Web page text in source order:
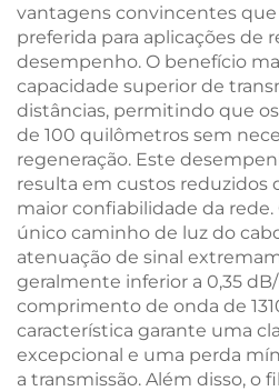
vantagens convincentes
preferida para aplicações de
desempenho. O benefício
capacidade superior de
distâncias, permitindo que
de 100 quilômetros sem
regeneração. Este
resulta em custos reduzidos
maior confiabilidade da
único caminho de luz do
atenuação de sinal
geralmente inferior a 0,35
comprimento de onda de
característica garante uma
excepcional e uma perda
a transmissão. Além disso, o